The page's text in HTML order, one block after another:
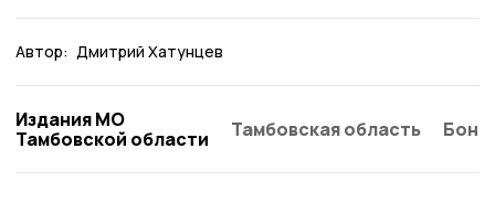
Автор: Дмитрий Хатунцев
Издания МО
Тамбовской области
Тамбовская область